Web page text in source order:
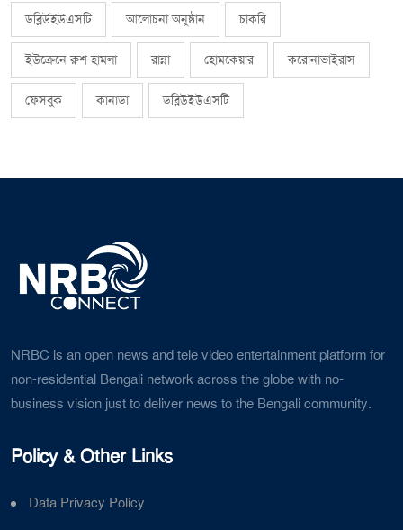
ডব্লিউইউএসটি আলোচনা অনুষ্ঠান চাকরি
ইউক্রেনে রুশ হামলা রান্না হোমকেয়ার করোনাভাইরাস
ফেসবুক কানাডা ডব্লিউইউএসটি
NRBC is an open news and tele video entertainment platform for
non-residential Bengali network across the globe with no-
business vision just to deliver news to the Bengali community.
Policy & Other Links
Data Privacy Policy